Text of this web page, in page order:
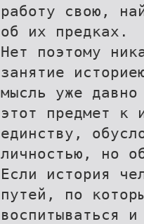
работу свою,
об их предках.
Нет поэтому
занятие
мысль уже
этот предмет к
единству,
личностью, но
Если история
путей, по
воспитываться